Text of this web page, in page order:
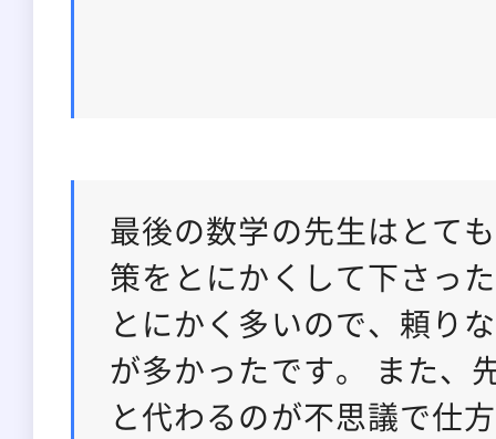
最後の数学の先生はとて
策をとにかくして下さっ
とにかく多いので、頼り
が多かったです。 また、
と代わるのが不思議で仕